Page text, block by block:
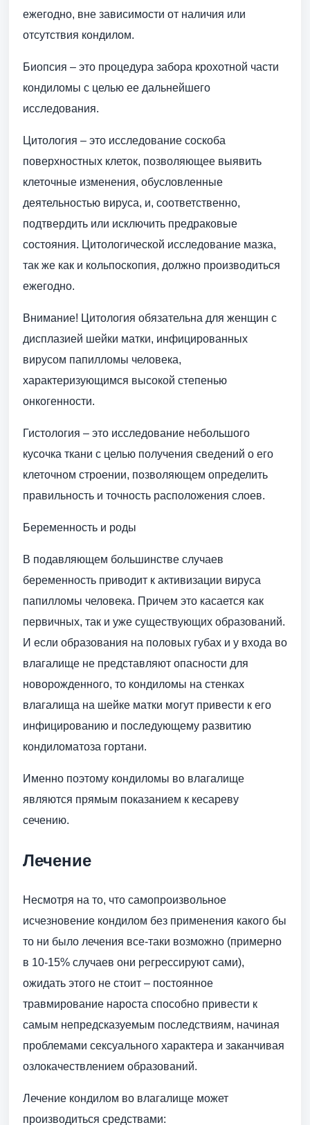
ежегодно, вне зависимости от наличия или
отсутствия кондилом.
Биопсия – это процедура забора крохотной части
кондиломы с целью ее дальнейшего
исследования.
Цитология – это исследование соскоба
поверхностных клеток, позволяющее выявить
клеточные изменения, обусловленные
деятельностью вируса, и, соответственно,
подтвердить или исключить предраковые
состояния. Цитологической исследование мазка,
так же как и кольпоскопия, должно производиться
ежегодно.
Внимание! Цитология обязательна для женщин с
дисплазией шейки матки, инфицированных
вирусом папилломы человека,
характеризующимся высокой степенью
онкогенности.
Гистология – это исследование небольшого
кусочка ткани с целью получения сведений о его
клеточном строении, позволяющем определить
правильность и точность расположения слоев.
Беременность и роды
В подавляющем большинстве случаев
беременность приводит к активизации вируса
папилломы человека. Причем это касается как
первичных, так и уже существующих образований.
И если образования на половых губах и у входа во
влагалище не представляют опасности для
новорожденного, то кондиломы на стенках
влагалища на шейке матки могут привести к его
инфицированию и последующему развитию
кондиломатоза гортани.
Именно поэтому кондиломы во влагалище
являются прямым показанием к кесареву
сечению.
Лечение
Несмотря на то, что самопроизвольное
исчезновение кондилом без применения какого бы
то ни было лечения все-таки возможно (примерно
в 10-15% случаев они регрессируют сами),
ожидать этого не стоит – постоянное
травмирование нароста способно привести к
самым непредсказуемым последствиям, начиная
проблемами сексуального характера и заканчивая
озлокачествлением образований.
Лечение кондилом во влагалище может
производиться средствами: